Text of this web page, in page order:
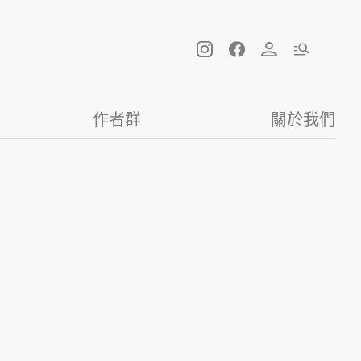
作者群 關於我們